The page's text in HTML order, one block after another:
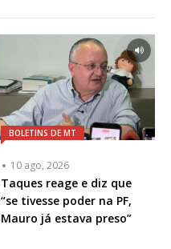
BOLETINS DE MT
10 ago, 2026
Taques reage e diz que
“se tivesse poder na PF,
Mauro já estava preso”